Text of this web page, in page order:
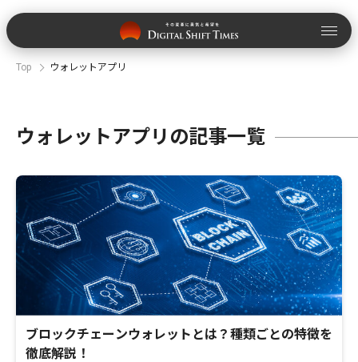
Top ウォレットアプリ
ウォレットアプリの記事一覧
ブロックチェーンウォレットとは？種類ごとの特徴を
徹底解説！